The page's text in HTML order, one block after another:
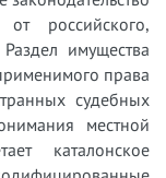
от российского,
имущества
права
судебных
местной
каталонское